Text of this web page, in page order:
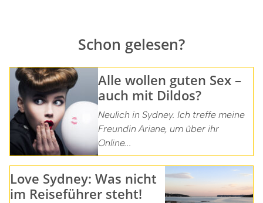
Schon gelesen?
Alle wollen guten Sex –
auch mit Dildos?
Neulich in Sydney. Ich treffe meine
Freundin Ariane, um über ihr
Online...
Love Sydney: Was nicht
im Reiseführer steht!